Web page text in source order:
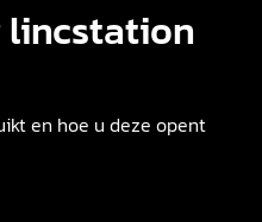
lincstation
en hoe u deze opent